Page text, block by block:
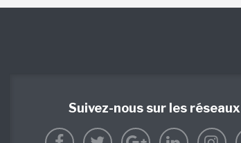
Suivez-nous sur les réseaux